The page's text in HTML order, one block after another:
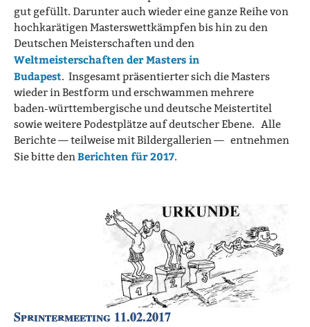
gut gefüllt. Darunter auch wieder eine ganze Reihe von
hochkarätigen Masterswettkämpfen bis hin zu den
Deutschen Meisterschaften und den
Weltmeisterschaften der Masters in
Budapest. Insgesamt präsentierter sich die Masters
wieder in Bestform und erschwammen mehrere
baden-württembergische und deutsche Meistertitel
sowie weitere Podestplätze auf deutscher Ebene. Alle
Berichte — teilweise mit Bildergallerien — entnehmen
Sie bitte denBerichten für 2017.
Sprintermeeting 11.02.2017